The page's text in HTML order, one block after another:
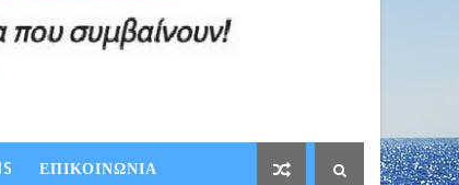
ΕΠΙΚΟΙΝΩΝΙΑ